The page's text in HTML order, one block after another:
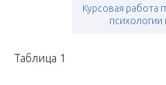
Курсовая работа
психологии
Таблица 1